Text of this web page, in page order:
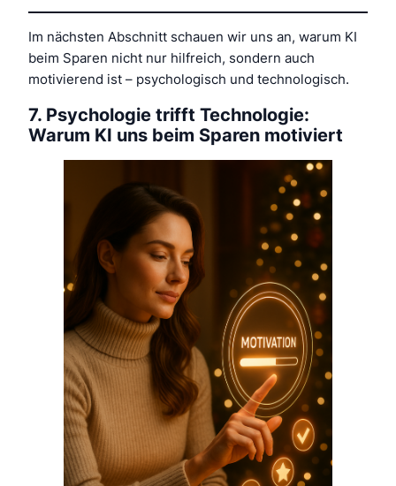
Im nächsten Abschnitt schauen wir uns an, warum KI
beim Sparen nicht nur hilfreich, sondern auch
motivierend ist – psychologisch und technologisch.
7. Psychologie trifft Technologie:
Warum KI uns beim Sparen motiviert